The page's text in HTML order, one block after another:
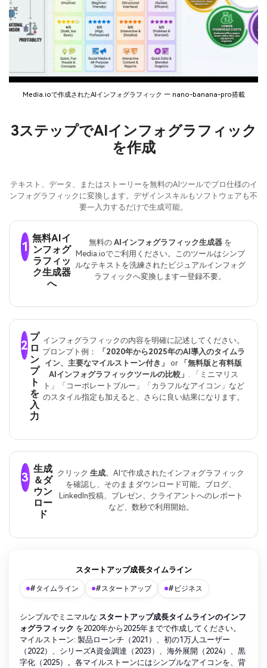
Media.ioで作成されたAIインフォグラフィック — nano-banana-pro搭載
3ステップでAIインフォグラフィック
を作成
テキスト、データ、またはストーリーを無料のAIツールでプロ仕様のイ
ンフォグラフィックに変換します。デザインスキルもソフトウェアも不
要—入力するだけで生成可能。
1
無料AIイ
ンフォグ
ラフィッ
ク生成器
へ
無料の AIインフォグラフィック生成器を
Media.ioでご利用ください。このツールはシンプ
ルなテキストを洗練されたビジュアルインフォグ
ラフィックへ変換します—登録不要。
2
プ
ロ
ン
プ
ト
を
入
力
インフォグラフィックの内容を明確に記述してください。
プロンプト例：
「2020年から2025年のAI導入のタイムラ
イン、主要なマイルストーン付き」
or
「無料版と有料版
AIインフォグラフィックツールの比較」 . 「ミニマリス
ト」「コーポレートブルー」「カラフルなアイコン」など
のスタイル指定も加えると、さらに良い結果になります。
3
生成
＆ダ
ウン
ロー
ド
クリック生成。AIで作成されたインフォグラフィック
を確認し、そのままダウンロード可能。ブログ、
LinkedIn投稿、プレゼン、クライアントへのレポート
など、数秒で利用開始。
スタートアップ成長タイムライン
#タイムライン #スタートアップ #ビジネス
シンプルでミニマルな スタートアップ成長タイムラインのインフ
ォグラフィック を2020年から2025年までで作成してください。
マイルストーン: 製品ローンチ（2021）、初の1万人ユーザー
（2022）、シリーズA資金調達（2023）、海外展開（2024）、黒
字化（2025）。各マイルストーンにはシンプルなアイコンを、背